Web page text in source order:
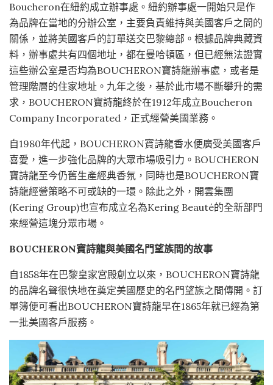
Boucheron在紐約成立辦事處。紐約辦事處一開始只是作
為品牌在當地的分辦公室，主要負責維持與美國客戶之間的
關係，並將美國客戶的訂單送交巴黎總部。根據品牌典藏資
料，辦事處共有四個地址，都在曼哈頓區，但已經無法證實
這些辦公室是否均為BOUCHERON寶詩龍辦事處，或者是
管理階層的住家地址。九年之後，基於此市場不斷攀升的需
求，BOUCHERON寶詩龍終於在1912年成立Boucheron
Company Incorporated，正式經營美國業務。
自1980年代起，BOUCHERON寶詩龍香水便廣受美國客戶
喜愛，進一步強化品牌的大眾市場吸引力。BOUCHERON
寶詩龍至今仍舊生產經典香氛，同時也是BOUCHERON寶
詩龍經營策略不可或缺的一環。除此之外，開雲集團
(Kering Group)也宣布成立名為Kering Beauté的全新部門
來經營這塊分眾市場。
BOUCHERON寶詩龍與美國名門望族間的故事
自1858年在巴黎皇家宮殿創立以來，BOUCHERON寶詩龍
的品牌名聲很快地在奠定美國歷史的名門望族之間傳開。訂
單簿便可看出BOUCHERON寶詩龍早在1865年就已經為第
一批美國客戶服務。